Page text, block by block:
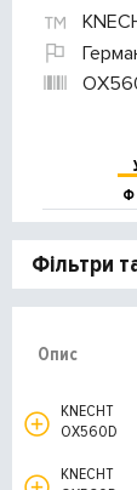
Фільтри
Опис
KNECHT
OX560D
KNECHT